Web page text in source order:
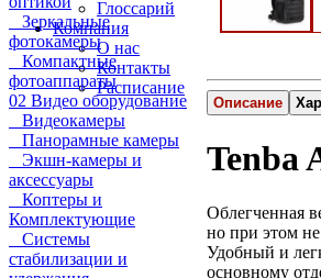
Глоссарий
Компания
О нас
Контакты
Расписание
Зеркальные
фотокамеры
Компактные
фотоаппараты
02 Видео оборудование
Видеокамеры
Панорамные камеры
Экшн-камеры и
аксессуары
Коптеры и
Комплектующие
Системы
стабилизации и
Описание
Tenba
Облегченная
но при этом
Удобный и
основному